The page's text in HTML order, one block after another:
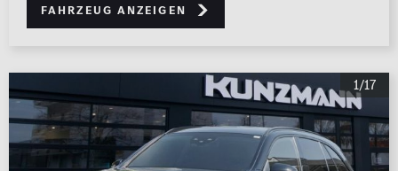
Fahrzeug anzeigen
1/17